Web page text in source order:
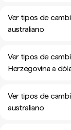
Ver tipos de
australiano
Ver tipos de
Herzegovina a
Ver tipos de
australiano